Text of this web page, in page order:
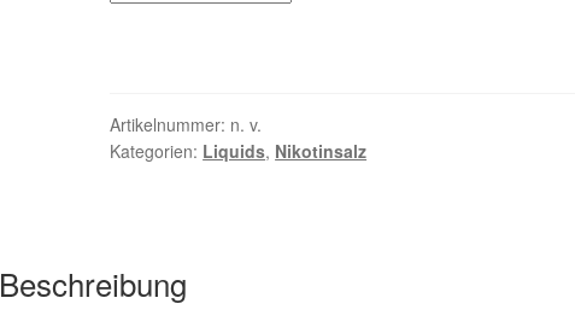
Artikelnummer: n. v.
Kategorien: Liquids, Nikotinsalz
Beschreibung